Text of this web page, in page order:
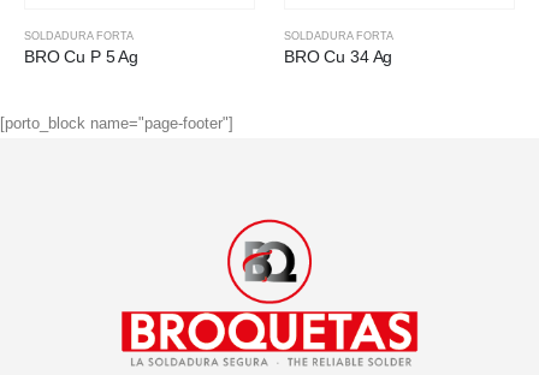
SOLDADURA FORTA
BRO Cu P 5 Ag
SOLDADURA FORTA
BRO Cu 34 Ag
[porto_block name="page-footer"]